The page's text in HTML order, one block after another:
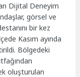
Dijital Deneyim
görsel ve
bir kez
Kasım ayında
Bölgedeki
oluşturulan